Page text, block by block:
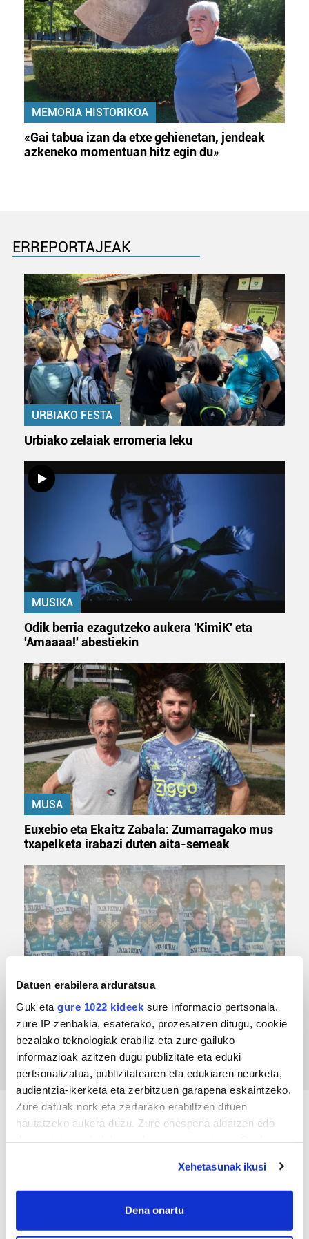
Datuen erabilera arduratsua
Guk eta gure 1022 kideek sure informacio pertsonala,
zure IP zenbakia, esaterako, prozesatzen ditugu, cookie
bezalako teknologiak erabiliz eta zure gailuko
informazioak azitzen dugu publizitate eta eduki
pertsonalizatua, publizitatearen eta edukiaren neurketa,
audientzia-ikerketa eta zerbitzuen garapena eskaintzeko.
Zure datuak nork eta zertarako erabiltzen dituen
hautatzeko aukera duzu. Zure onespena aldatzen edo
If you allow, we would also like to:
Collect information about your geographical
Xehetasunak ikusi
Dena onartu
MEMORIA HISTORIKOA
«Gai tabua izan da etxe gehienetan, jendeak
azkeneko momentuan hitz egin du»
ERREPORTAJEAK
URBIAKO FESTA
Urbiako zelaiak erromeria leku
MUSIKA
Odik berria ezagutzeko aukera 'KimiK' eta
'Amaaaa!' abestiekin
MUSA
Euxebio eta Ekaitz Zabala: Zumarragako mus
txapelketa irabazi duten aita-semeak
TXIRRINDULARITZA
Tourreko goierritarrak
KIROLA